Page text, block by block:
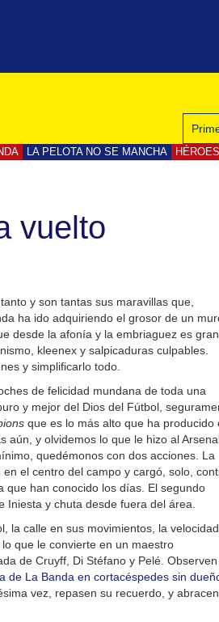
LA PELOTA NO SE MANCHA HÉROES
vuelto
y son tantas sus maravillas que,
ha ido adquiriendo el grosor de un
desde la afonía y la embriaguez es
kleenex y salpicaduras culpables.
y simplificarlo todo.
de felicidad mundana de toda una
y mejor del Dios del Fútbol,
que es lo más alto que ha producido
aún, y olvidemos lo que le hizo al
quedémonos con dos acciones. La
el centro del campo y cargó, solo,
que han conocido los días. El segundo
Iniesta y chuta desde fuera del área.
la calle en sus movimientos, la velocidad
que le convierte en un maestro
de Cruyff, Di Stéfano y Pelé.
de La Banda en cortacéspedes sin
vez, repasen su recuerdo, y